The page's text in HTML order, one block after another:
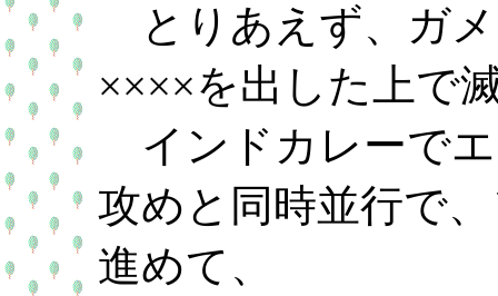
とりあえず、ガ
××××を出した上で
インドカレーで
攻めと同時並行で
進めて、